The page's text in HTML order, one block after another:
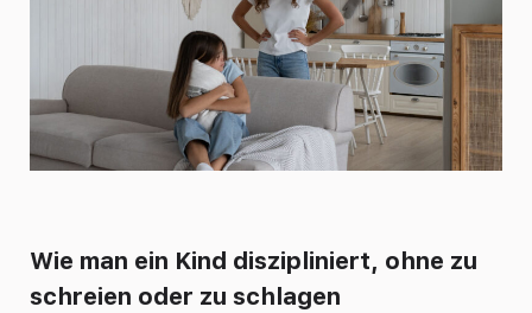
Wie man ein Kind diszipliniert, ohne zu
schreien oder zu schlagen